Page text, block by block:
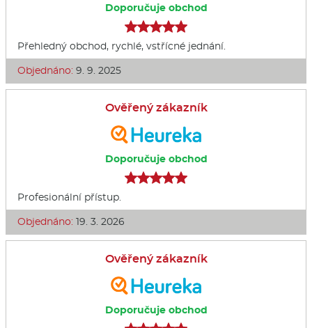
Doporučuje obchod
Přehledný obchod, rychlé, vstřícné jednání.
Objednáno: 9. 9. 2025
Ověřený zákazník
Doporučuje obchod
Profesionální přístup.
Objednáno: 19. 3. 2026
Ověřený zákazník
Doporučuje obchod